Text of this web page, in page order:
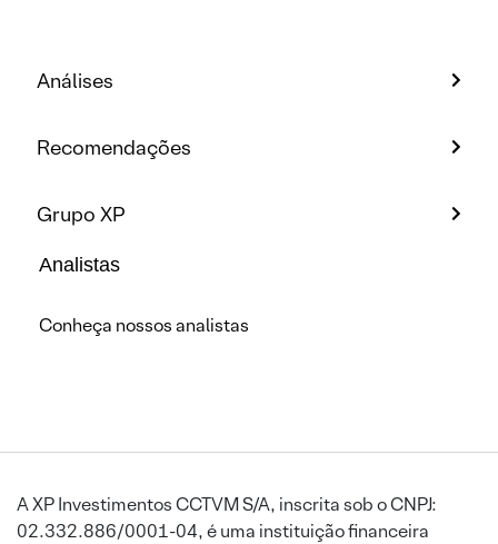
Análises
Recomendações
Grupo XP
Analistas
Conheça nossos analistas
A XP Investimentos CCTVM S/A, inscrita sob o CNPJ:
02.332.886/0001-04, é uma instituição financeira